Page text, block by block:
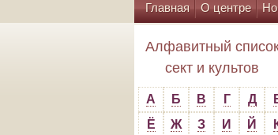
Главная О центре
Помощь центру
Алфавитный
сект и культов
А Б В Г Д
Ё
Ж З И Й